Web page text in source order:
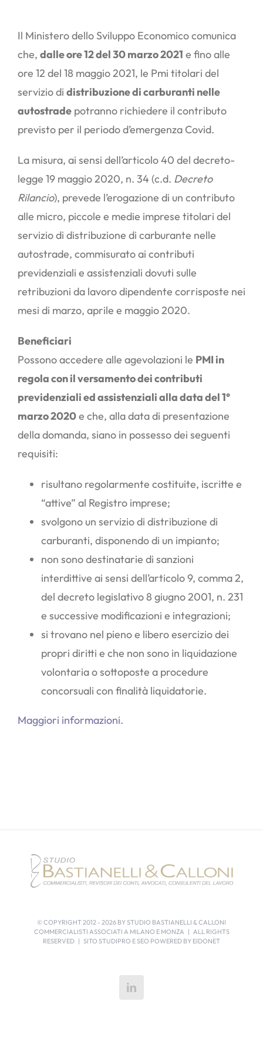
Il Ministero dello Sviluppo Economico comunica
che, dalle ore 12 del 30 marzo 2021 e fino alle
ore 12 del 18 maggio 2021, le Pmi titolari del
servizio di distribuzione di carburanti nelle
autostrade potranno richiedere il contributo
previsto per il periodo d’emergenza Covid.
La misura, ai sensi dell’articolo 40 del decreto-
legge 19 maggio 2020, n. 34 (c.d. Decreto
Rilancio), prevede l’erogazione di un contributo
alle micro, piccole e medie imprese titolari del
servizio di distribuzione di carburante nelle
autostrade, commisurato ai contributi
previdenziali e assistenziali dovuti sulle
retribuzioni da lavoro dipendente corrisposte nei
mesi di marzo, aprile e maggio 2020.
Beneficiari
Possono accedere alle agevolazioni le PMI in
regola con il versamento dei contributi
previdenziali ed assistenziali alla data del 1°
marzo 2020e che, alla data di presentazione
della domanda, siano in possesso dei seguenti
requisiti:
risultano regolarmente costituite, iscritte e
“attive” al Registro imprese;
svolgono un servizio di distribuzione di
carburanti, disponendo di un impianto;
non sono destinatarie di sanzioni
interdittive ai sensi dell’articolo 9, comma 2,
del decreto legislativo 8 giugno 2001, n. 231
e successive modificazioni e integrazioni;
si trovano nel pieno e libero esercizio dei
propri diritti e che non sono in liquidazione
volontaria o sottoposte a procedure
concorsuali con finalità liquidatorie.
Maggiori informazioni.
© COPYRIGHT 2012 - 2026 BY STUDIO BASTIANELLI & CALLONI
COMMERCIALISTI ASSOCIATI A MILANO E MONZA | ALL RIGHTS
RESERVED | SITO STUDIPRO E SEO POWERED BY EIDONET